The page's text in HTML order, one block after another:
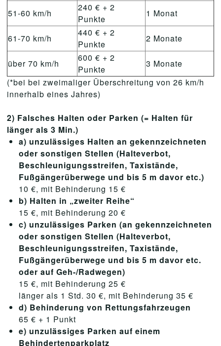
51-60 km/h
240 € + 2
Punkte
1 Monat
61-70 km/h
440 € + 2
Punkte
2 Monate
über 70 km/h
600 € + 2
Punkte
3 Monate
(*bei bei zweimaliger Überschreitung von 26 km/h
innerhalb eines Jahres)
2) Falsches Halten oder Parken (= Halten für
länger als 3 Min.)
a) unzulässiges Halten an gekennzeichneten
oder sonstigen Stellen (Halteverbot,
Beschleunigungsstreifen, Taxistände,
Fußgängerüberwege und bis 5 m davor etc.)
10 €, mit Behinderung 15 €
b) Halten in „zweiter Reihe“
15 €, mit Behinderung 20 €
c) unzulässiges Parken (an gekennzeichneten
oder sonstigen Stellen (Halteverbot,
Beschleunigungsstreifen, Taxistände,
Fußgängerüberwege und bis 5 m davor etc.
oder auf Geh-/Radwegen)
15 €, mit Behinderung 25 €
länger als 1 Std. 30 €, mit Behinderung 35 €
d) Behinderung von Rettungsfahrzeugen
65 € + 1 Punkt
e) unzulässiges Parken auf einem
Behindertenparkplatz